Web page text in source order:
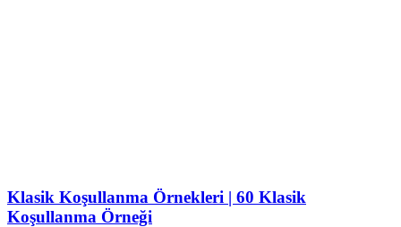
Klasik Koşullanma Örnekleri | 60 Klasik
Koşullanma Örneği